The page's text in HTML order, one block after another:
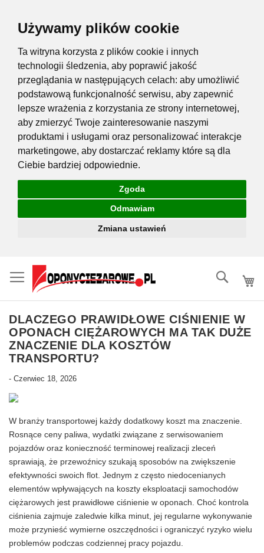
Używamy plików cookie
Ta witryna korzysta z plików cookie i innych
technologii śledzenia, aby poprawić jakość
przeglądania w następujących celach: aby umożliwić
podstawową funkcjonalność serwisu, aby zapewnić
lepsze wrażenia z korzystania ze strony internetowej,
aby zmierzyć Twoje zainteresowanie naszymi
produktami i usługami oraz personalizować interakcje
marketingowe, aby dostarczać reklamy które są dla
Ciebie bardziej odpowiednie.
Zgoda
Odmawiam
Zmiana ustawień
do
Szukaj
DLACZEGO PRAWIDŁOWE CIŚNIENIE W
OPONACH CIĘŻAROWYCH MA TAK DUŻE
ZNACZENIE DLA KOSZTÓW
TRANSPORTU?
- Czerwiec 18, 2026
W branży transportowej każdy dodatkowy koszt ma znaczenie.
Rosnące ceny paliwa, wydatki związane z serwisowaniem
pojazdów oraz konieczność terminowej realizacji zleceń
sprawiają, że przewoźnicy szukają sposobów na zwiększenie
efektywności swoich flot. Jednym z często niedocenianych
elementów wpływających na koszty eksploatacji samochodów
ciężarowych jest prawidłowe ciśnienie w oponach. Choć kontrola
ciśnienia zajmuje zaledwie kilka minut, jej regularne wykonywanie
może przynieść wymierne oszczędności i ograniczyć ryzyko wielu
problemów podczas codziennej pracy pojazdu.